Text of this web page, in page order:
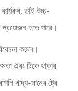
তাই উচ্চ-
প্রয়োজন হতে পারে।
করুন।
এবং টিকে থাকার
খাদ্য-মানের ট্রে